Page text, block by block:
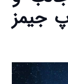
جیمز